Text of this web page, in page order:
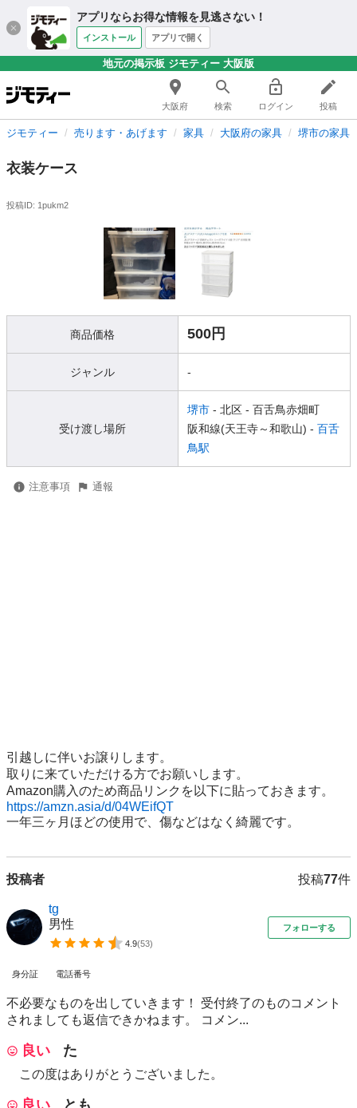
アプリならお得な情報を見逃さない！
インストール アプリで開く
地元の掲示板 ジモティー 大阪版
大阪府 検索 ログイン 投稿
ジモティー 売ります・あげます 家具 大阪府の家具 堺市の家具
衣装ケース
投稿ID: 1pukm2
商品価格 500円
ジャンル -
受け渡し場所
堺市 - 北区 - 百舌鳥赤畑町
阪和線(天王寺～和歌山) - 百舌
鳥駅
注意事項 通報
引越しに伴いお譲りします。
取りに来ていただける方でお願いします。
https://amzn.asia/d/04WEifQT
一年三ヶ月ほどの使用で、傷などはなく綺麗です。
投稿者 投稿77件
tg
男性
4.9(53)
フォローする
身分証 電話番号
不必要なものを出していきます！ 受付終了のものコメント
されましても返信できかねます。 コメン...
良い た
この度はありがとうございました。
良い とも